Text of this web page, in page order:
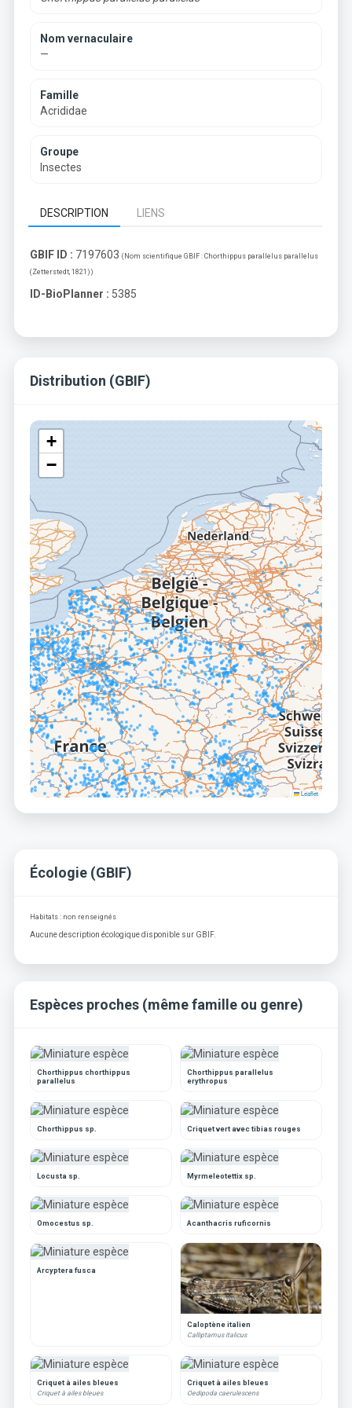
Nom vernaculaire
—
Famille
Acrididae
Groupe
Insectes
DESCRIPTION LIENS
GBIF ID : 7197603 (Nom scientifique GBIF : Chorthippus parallelus parallelus
(Zetterstedt, 1821) )
ID-BioPlanner : 5385
Distribution (GBIF)
+
−
Leaflet
Écologie (GBIF)
Habitats : non renseignés
Aucune description écologique disponible sur GBIF.
Espèces proches (même famille ou genre)
Chorthippus chorthippus
parallelus
Chorthippus parallelus
erythropus
Chorthippus sp. Criquet vert avec tibias rouges
Locusta sp. Myrmeleotettix sp.
Omocestus sp. Acanthacris ruficornis
Arcyptera fusca
Caloptène italien
Calliptamus italicus
Criquet à ailes bleues
Criquet à ailes bleues
Criquet à ailes bleues
Oedipoda caerulescens